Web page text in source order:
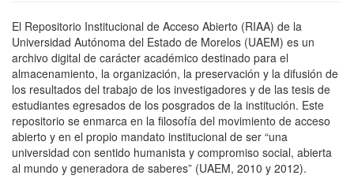
El Repositorio Institucional de Acceso Abierto (RIAA) de la
Universidad Autónoma del Estado de Morelos (UAEM) es un
archivo digital de carácter académico destinado para el
almacenamiento, la organización, la preservación y la difusión de
los resultados del trabajo de los investigadores y de las tesis de
estudiantes egresados de los posgrados de la institución. Este
repositorio se enmarca en la filosofía del movimiento de acceso
abierto y en el propio mandato institucional de ser “una
universidad con sentido humanista y compromiso social, abierta
al mundo y generadora de saberes” (UAEM, 2010 y 2012).